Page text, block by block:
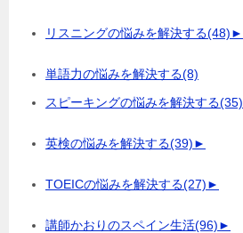
リスニングの悩みを解決する(48)►
単語力の悩みを解決する(8)
スピーキングの悩みを解決する(35)
英検の悩みを解決する(39)►
TOEICの悩みを解決する(27)►
講師かおりのスペイン生活(96)►